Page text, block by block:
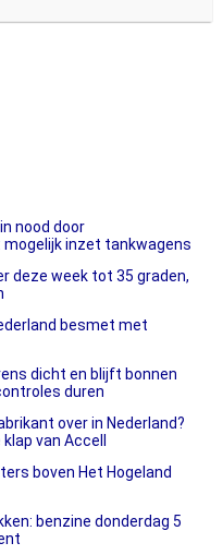
nood door
inzet tankwagens
deze week tot 35 graden,
besmet met
dicht en blijft bonnen
duren
over in Nederland?
van Accell
boven Het Hogeland
benzine donderdag 5